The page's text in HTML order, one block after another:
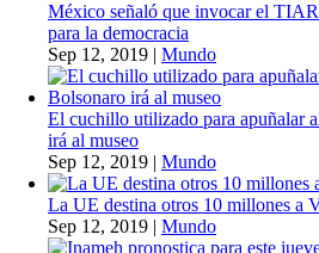
México señaló que invocar el
para la democracia
Sep 12, 2019 | Mundo
El cuchillo utilizado para apuñalar
irá al museo
Sep 12, 2019 | Mundo
La UE destina otros 10 millones a
Sep 12, 2019 | Mundo